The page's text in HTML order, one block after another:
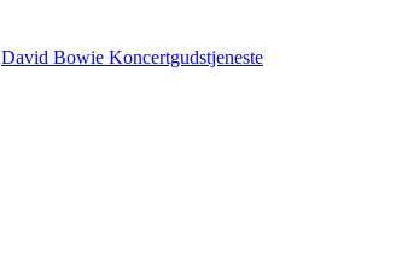
David Bowie Koncertgudstjeneste